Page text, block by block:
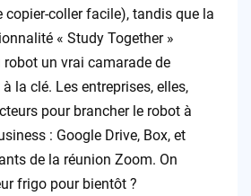
copier-coller facile), tandis que la
« Study Together »
un vrai camarade de
la clé. Les entreprises, elles,
pour brancher le robot à
: Google Drive, Box, et
de la réunion Zoom. On
frigo pour bientôt ?